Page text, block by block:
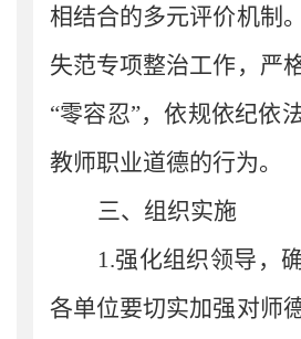
相结合的多元评价机制
失范专项整治工作，严
“零容忍”，依规依纪依
教师职业道德的行为。
三、组织实施
1.强化组织领导，
各单位要切实加强对师